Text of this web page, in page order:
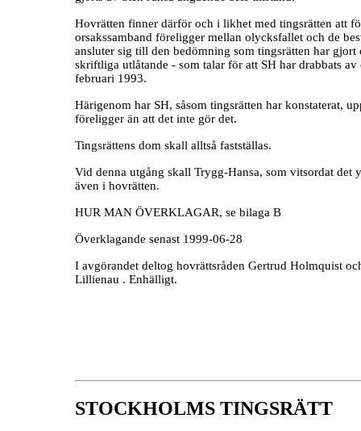
Hovrätten finner därför och i likhet med tingsrätten att
orsakssamband föreligger mellan olycksfallet och de
ansluter sig till den bedömning som tingsrätten har
skriftliga utlåtande - som talar för att SH har drabbats
februari 1993.
Härigenom har SH, såsom tingsrätten har konstaterat,
föreligger än att det inte gör det.
Tingsrättens dom skall alltså fastställas.
Vid denna utgång skall Trygg-Hansa, som vitsordat det
även i hovrätten.
HUR MAN ÖVERKLAGAR, se bilaga B
Överklagande senast 1999-06-28
I avgörandet deltog hovrättsråden Gertrud Holmquist
Lillienau . Enhälligt.
STOCKHOLMS TINGSRÄTT